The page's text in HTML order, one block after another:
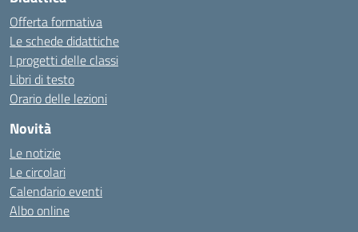
Offerta formativa
Le schede didattiche
I progetti delle classi
Libri di testo
Orario delle lezioni
Novità
Le notizie
Le circolari
Calendario eventi
Albo online